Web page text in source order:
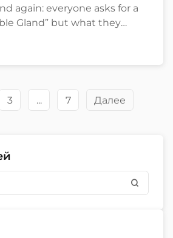
again: everyone asks for a
Gland” but what they
enclosure type, operating
purchasing risk. That is
is not a small […]
3 ... 7 Далее